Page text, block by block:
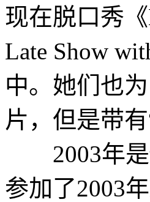
现在脱口秀
Late Show
中。她们也
片，但是带
2003年是
参加了2003